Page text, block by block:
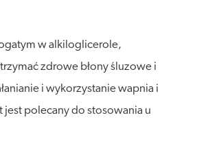
w alkiloglicerole,
zdrowe błony śluzowe i
i wykorzystanie wapnia i
jest polecany do stosowania u